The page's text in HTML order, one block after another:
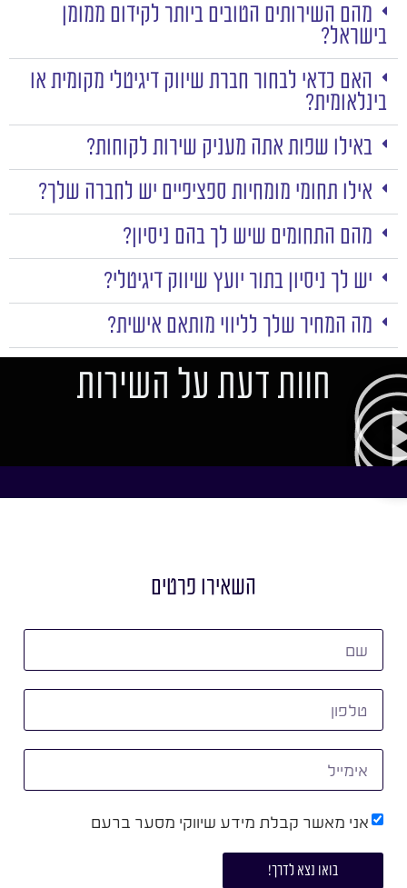
מהם השירותים הטובים ביותר לקידום ממומן
בישראל?
האם כדאי לבחור חברת שיווק דיגיטלי מקומית או
בינלאומית?
באילו שפות אתה מעניק שירות לקוחות?
אילו תחומי מומחיות ספציפיים יש לחברה שלך?
מהם התחומים שיש לך בהם ניסיון?
יש לך ניסיון בתור יועץ שיווק דיגיטלי?
מה המחיר שלך לליווי מותאם אישית?
חוות דעת על השירות
השאירו פרטים
אני מאשר קבלת מידע שיווקי מסער ברעם
בואו נצא לדרך!